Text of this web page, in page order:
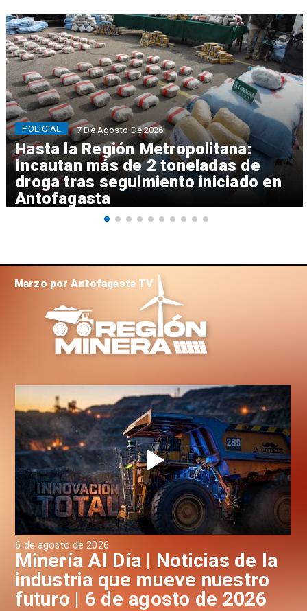
Hasta la Región Metropolitana:
Incautan más de 2 toneladas de
droga tras seguimiento iniciado en
Antofagasta
POLICIAL 7 De Agosto De 2026
6 de agosto de 2026
Minería Al Día | Noticias de la
industria que mueve nuestro
futuro | 6 de agosto de 2026
Marzo por Antofagasta TV